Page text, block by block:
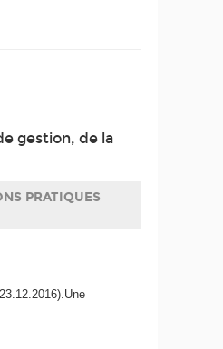
gestion, de la
PRATIQUES